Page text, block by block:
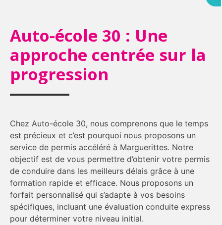
Auto-école 30 : Une
approche centrée sur la
progression
Chez Auto-école 30, nous comprenons que le temps
est précieux et c’est pourquoi nous proposons un
service de permis accéléré à Marguerittes. Notre
objectif est de vous permettre d’obtenir votre permis
de conduire dans les meilleurs délais grâce à une
formation rapide et efficace. Nous proposons un
forfait personnalisé qui s’adapte à vos besoins
spécifiques, incluant une évaluation conduite express
pour déterminer votre niveau initial.